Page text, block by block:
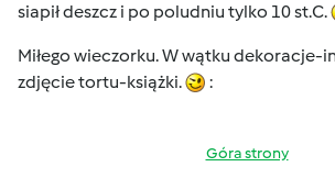
siapił deszcz i po poludniu tylko 10 st.C.
Miłego wieczorku. W wątku dekoracje-
zdjęcie tortu-książki.
:
Góra strony